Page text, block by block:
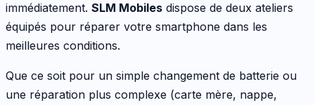
immédiatement. SLM Mobiles dispose de deux ateliers
équipés pour réparer votre smartphone dans les
meilleures conditions.
Que ce soit pour un simple changement de batterie ou
une réparation plus complexe (carte mère, nappe,